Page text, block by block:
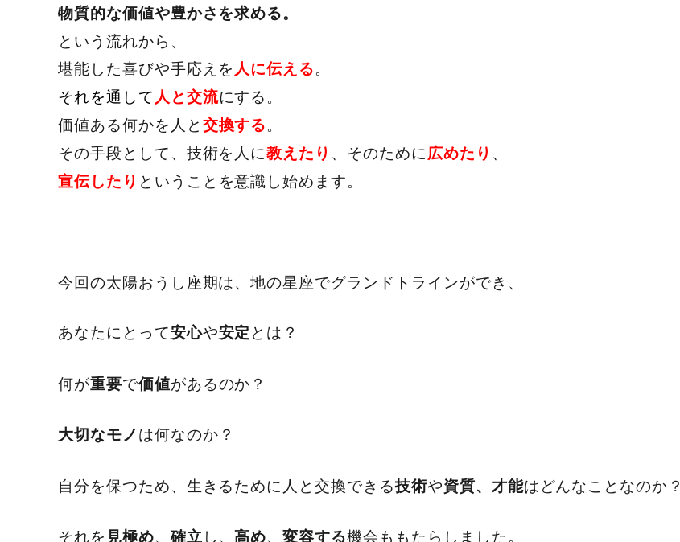
物質的な価値や豊かさを求める。
という流れから、
堪能した喜びや手応えを人に伝える。
それを通して人と交流にする。
価値ある何かを人と交換する。
その手段として、技術を人に教えたり 、そのために広めたり 、
宣伝したり ということを意識し始めます。
今回の太陽おうし座期は、地の星座でグランドトラインができ、
あなたにとって安心や安定とは？
何が重要で価値があるのか？
大切なモノは何なのか？
自分を保つため、生きるために人と交換できる技術や資質、才能はどんなことなのか？
それを 見極め、確立し、高め、変容する機会ももたらしました。